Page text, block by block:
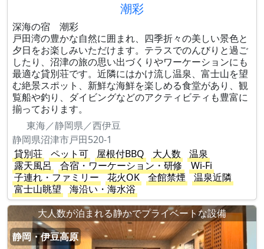
潮彩
深海の宿 潮彩
戸田湾の豊かな自然に囲まれ、四季折々の美しい景色と
夕日をお楽しみいただけます。テラスでのんびりと過ご
したり、沼津の旅の思い出づくりやワーケーションにも
最適な貸別荘です。近隣にはかけ流し温泉、富士山を望
む絶景スポット、新鮮な海鮮を楽しめる食堂があり、観
覧船や釣り、ダイビングなどのアクティビティも豊富に
揃っております。
東海／静岡県／西伊豆
静岡県沼津市戸田520-1
貸別荘
ペット可 屋根付BBQ 大人数
温泉
露天風呂
合宿・ワーケーション・研修
Wi-Fi
子連れ・ファミリー
花火OK 全館禁煙
温泉近隣
富士山眺望
海沿い・海水浴
大人数が泊まれる静かでプライベートな設備
静岡・伊豆高原